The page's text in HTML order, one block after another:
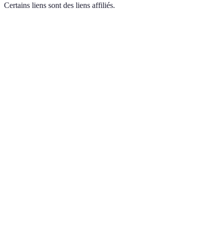
Certains liens sont des liens affiliés.